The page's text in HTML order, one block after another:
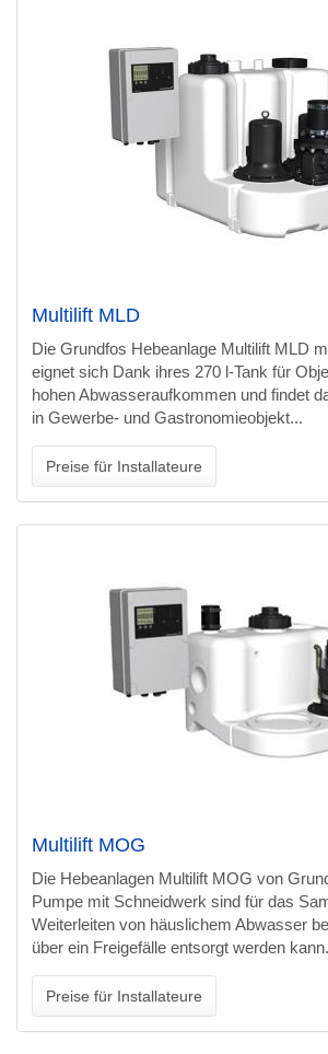
Multilift MLD
Die Grundfos Hebeanlage Multilift MLD
eignet sich Dank ihres 270 l-Tank für
hohen Abwasseraufkommen und findet
in Gewerbe- und Gastronomieobjekt...
Preise für Installateure
Multilift MOG
Die Hebeanlagen Multilift MOG von
Pumpe mit Schneidwerk sind für das
Weiterleiten von häuslichem Abwasser
über ein Freigefälle entsorgt werden kann.
Preise für Installateure